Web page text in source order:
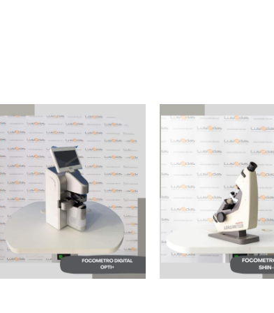
MAQUINARIA
FOCOMETRO DIGITAL
OPTI+ LM 800 NOVO
MAQUINARIA
FOCOMETRO
ANALOGICO SHIN
NIPPON